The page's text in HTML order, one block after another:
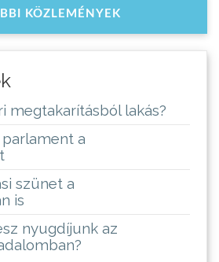
KÖZLEMÉNYEK
megtakarításból lakás?
a
szünet a
is
nyugdíjunk az